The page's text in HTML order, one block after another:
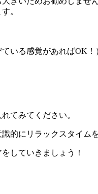
。
ている感覚があればOK
てみてください。
的にリラックスタイム
していきましょう！